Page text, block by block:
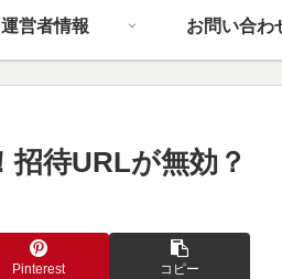
運営者情報 お問い合わ
招待URLが無効？
Pinterest コピー